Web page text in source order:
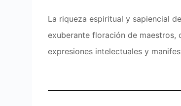
La riqueza espiritual y sapiencial
exuberante floración de
expresiones intelectuales y